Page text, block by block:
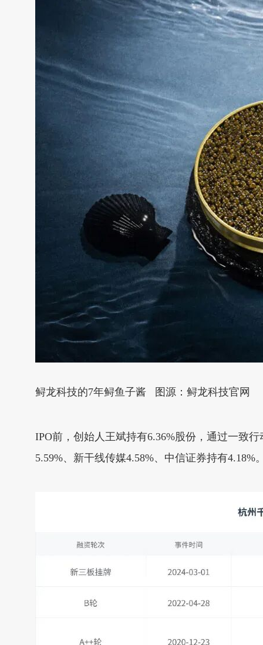
鲟龙科技的7年鲟鱼子酱 图源：鲟龙科技官网
IPO前，创始人王斌持有6.36%股份，通过一致
5.59%、新干线传媒4.58%、中信证券持有4.18%